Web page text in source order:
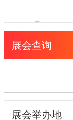
黑龙江
江苏
江西
山东
供水处理
轨道交通
机床工具
建材机械
暖通空调
1月
2月
6月
7月
展会查询
展会举办地